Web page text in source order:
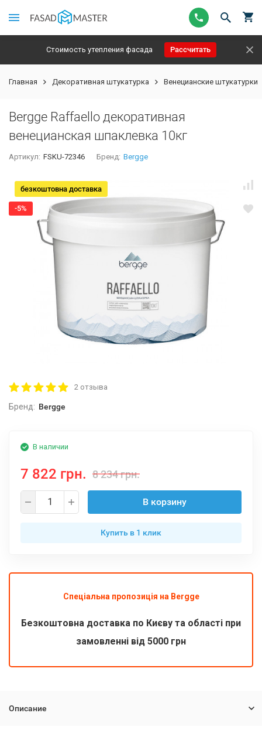
Стоимость утепления фасада Рассчитать
Главная Декоративная штукатурка Венецианские штукатурки
Bergge Raffaello декоративная
венецианская шпаклевка 10кг
Артикул: FSKU-72346 Бренд: Bergge
безкоштовна доставка
-5%
2 отзыва
Бренд: Bergge
В наличии
7 822 грн. 8 234 грн.
В корзину
Купить в 1 клик
Спеціальна пропозиція на Bergge
Безкоштовна доставка по Києву та області при
замовленні від 5000 грн
Описание